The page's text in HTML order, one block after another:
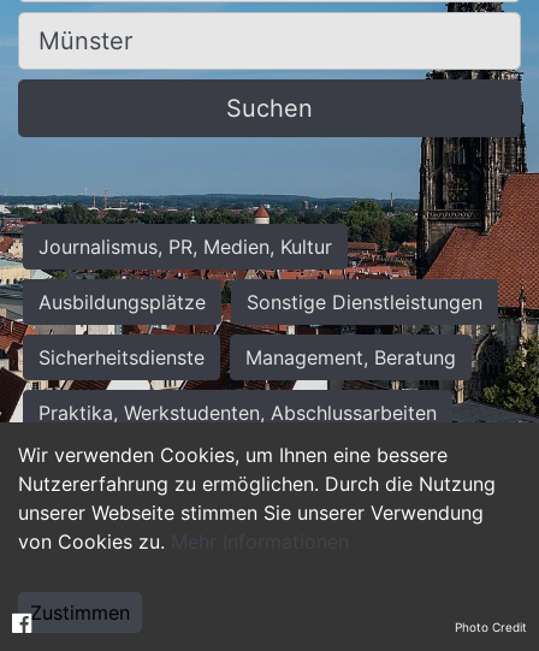
Wir verwenden Cookies, um Ihnen eine bessere
Nutzererfahrung zu ermöglichen. Durch die Nutzung
unserer Webseite stimmen Sie unserer Verwendung
von Cookies zu. Mehr Informationen
Zustimmen
Ort, Stadt
Suchen
Journalismus, PR, Medien, Kultur
Ausbildungsplätze Sonstige Dienstleistungen
Sicherheitsdienste Management, Beratung
Praktika, Werkstudenten, Abschlussarbeiten
Personalwesen Assistenz, Sekretariat
Hilfskräfte, Aushilfs- und Nebenjobs
Weiterbildung, Studium, duale Ausbildung Photo Credit